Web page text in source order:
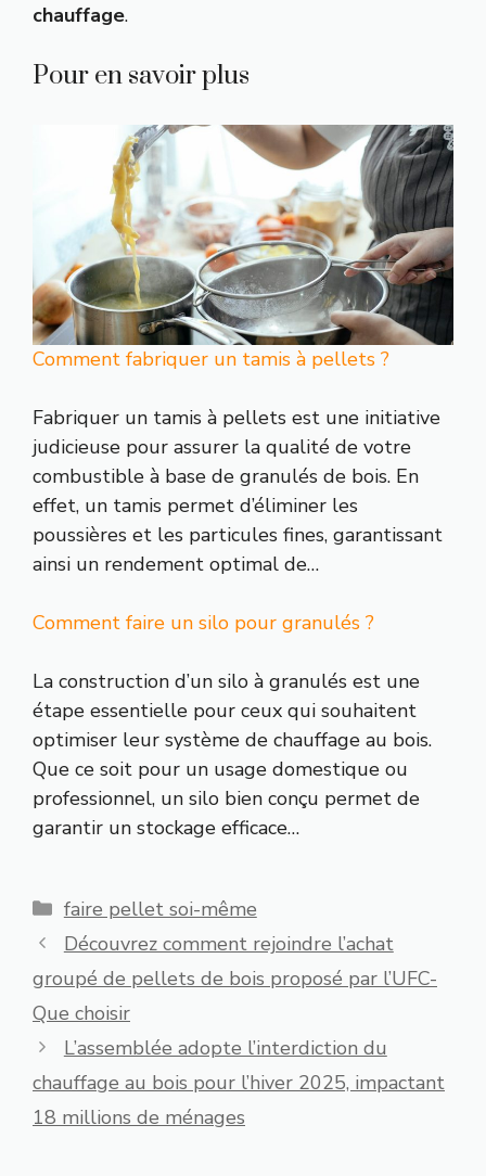
chauffage.
Pour en savoir plus
Comment fabriquer un tamis à pellets ?
Fabriquer un tamis à pellets est une initiative
judicieuse pour assurer la qualité de votre
combustible à base de granulés de bois. En
effet, un tamis permet d’éliminer les
poussières et les particules fines, garantissant
ainsi un rendement optimal de…
Comment faire un silo pour granulés ?
La construction d’un silo à granulés est une
étape essentielle pour ceux qui souhaitent
optimiser leur système de chauffage au bois.
Que ce soit pour un usage domestique ou
professionnel, un silo bien conçu permet de
garantir un stockage efficace…
Catégories
faire pellet soi-même
Découvrez comment rejoindre l’achat
groupé de pellets de bois proposé par l’UFC-
Que choisir
L’assemblée adopte l’interdiction du
chauffage au bois pour l’hiver 2025, impactant
18 millions de ménages